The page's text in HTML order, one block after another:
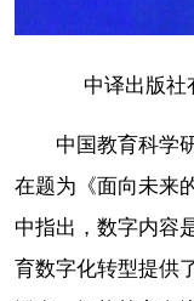
中译出版社
中国教育科学
在题为《面向未来
中指出，数字内容
育数字化转型提供